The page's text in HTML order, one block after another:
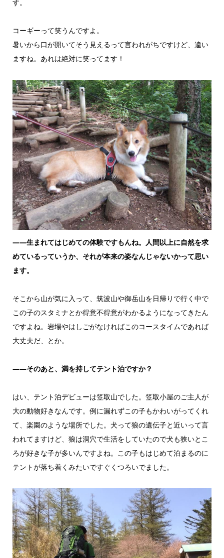
す。
コーギーって笑うんですよ。
暑いから口が開いてそう見えるって言われがちですけど、違い
ますね。あれは絶対に笑ってます！
——生まれてはじめての体験ですもんね。人間以上に自然を求
めているっていうか、それが本来の姿なんじゃないかって思い
ます。
そこから山が気に入って、筑波山や御岳山を日帰りで行く中で
この子のスタミナとか得意不得意がわかるようになってきたん
ですよね。岩場やはしごがなければこのコースタイムであれば
大丈夫だ、とか。
——そのあと、満を持してテント泊ですか？
はい、テント泊デビューは笠取山でした。笠取小屋のご主人が
大の動物好きなんです。例に漏れずこの子もかわいがってくれ
て、楽園のような場所でした。犬って狼の遺伝子と近いって言
われてますけど、狼は洞穴で生活をしていたので犬も狭いとこ
ろが好きな子が多いんですよね。この子もはじめて泊まるのに
テントが落ち着くみたいですぐくつろいでました。